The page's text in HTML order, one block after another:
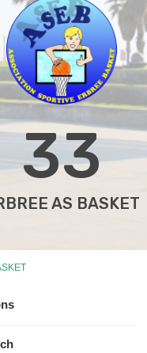
33
AS BASKET